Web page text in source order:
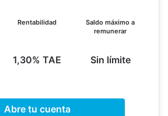
Rentabilidad
1,30% TAE
Saldo máximo a
remunerar
Sin límite
Abre tu cuenta